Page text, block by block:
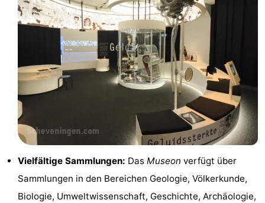
Schwimmbader
Golfplatze
Surfen
Sportangeln
Essen
und
Veranstaltungen
Vielfältige Sammlungen: Das Museon verfügt über
Sammlungen in den Bereichen Geologie, Völkerkunde,
Biologie, Umweltwissenschaft, Geschichte, Archäologie,